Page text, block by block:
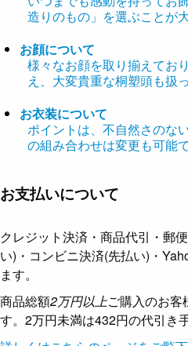
造りのもの」を選ぶことが大
お顔について
様々なお顔を取り揃えてお
え、大変貴重な桐塑頭も扱
お衣装について
ポイントは、不自然さのな
の組み合わせは変更も可能で
お支払いについて
クレジット決済・商品代引・郵
い)・コンビニ決済(先払い)・
ます。
商品総額2万円以上ご購入のお客
す。2万円未満は432円の代引き